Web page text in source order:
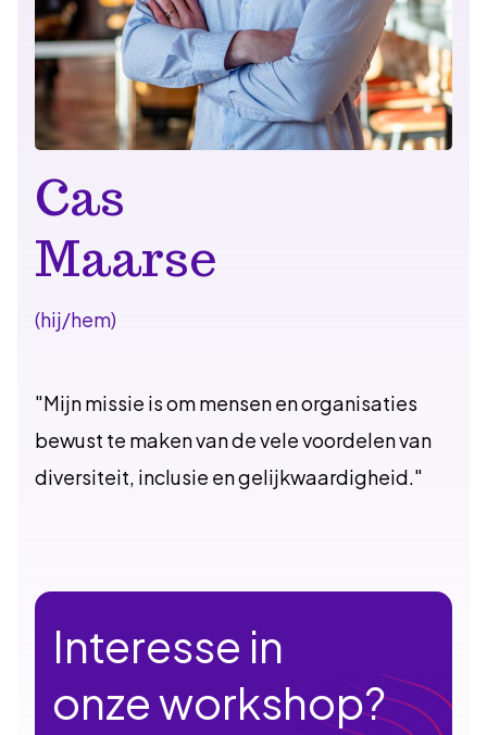
Cas
Maarse
(hij/hem)
"Mijn missie is om mensen en organisaties
bewust te maken van de vele voordelen van
diversiteit, inclusie en gelijkwaardigheid."
Interesse in
onze workshop?